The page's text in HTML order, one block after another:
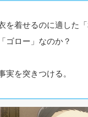
を着せるのに適した
ゴロー」なのか？
実を突きつける。